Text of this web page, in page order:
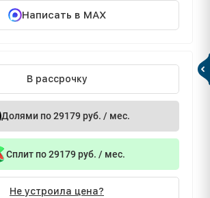
Написать в MAX
В рассрочку
Долями по 29179 руб. / мес.
Сплит по 29179 руб. / мес.
Не устроила цена?